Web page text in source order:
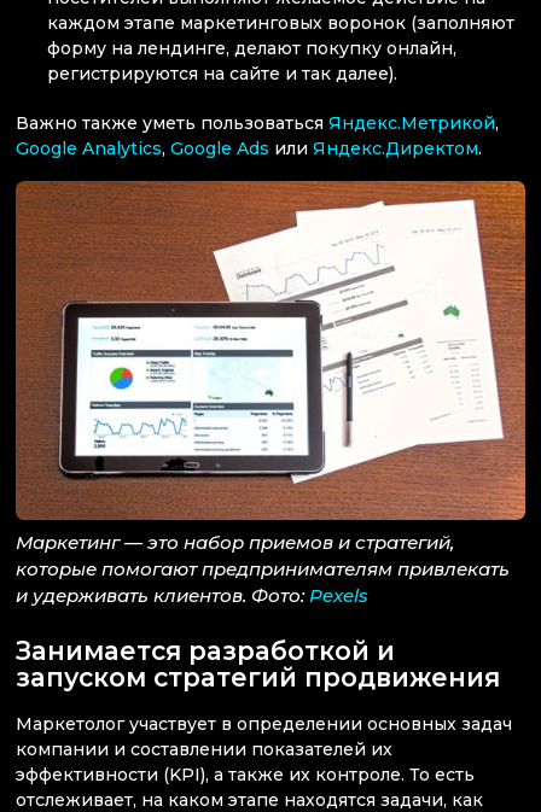
каждом этапе маркетинговых воронок (заполняют
форму на лендинге, делают покупку онлайн,
регистрируются на сайте и так далее).
Важно также уметь пользоваться Яндекс.Метрикой,
Google Analytics, Google Ads или Яндекс.Директом.
Маркетинг — это набор приемов и стратегий,
которые помогают предпринимателям привлекать
и удерживать клиентов. Фото:Pexels
Занимается разработкой и
запуском стратегий продвижения
Маркетолог участвует в определении основных задач
компании и составлении показателей их
эффективности (KPI), а также их контроле. То есть
отслеживает, на каком этапе находятся задачи, как